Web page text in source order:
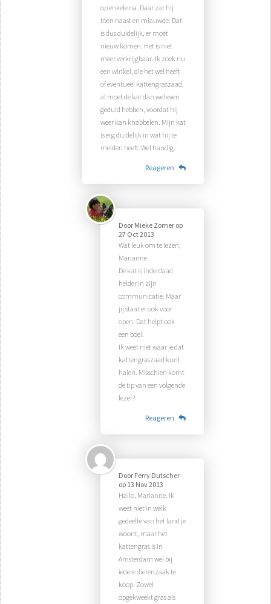
op enkele na. Daar zat hij
toen naast en miauwde. Dat
is dus duidelijk, er moet
nieuw komen. Het is niet
meer verkrijgbaar. Ik zoek nu
een winkel, die het wel heeft
of eventueel kattengraszaad,
al moet de kat dan wel even
geduld hebben, voordat hij
weer kan knabbelen. Mijn kat
is erg duidelijk in wat hij te
melden heeft. Wel handig.
Reageren
Door Mieke Zomer op
27 Oct 2013
Wat leuk om te lezen,
Marianne.
De kat is inderdaad
helder in zijn
communicatie. Maar
jij staat er ook voor
open. Dat helpt ook
een boel.
Ik weet niet waar je dat
kattengraszaad kunt
halen. Misschien komt
de tip van een volgende
lezer?
Reageren
Door Ferry Dutscher
op 13 Nov 2013
Hallo, Marianne. Ik
weet niet in welk
gedeelte van het land je
woont, maar het
kattengras is in
Amsterdam wel bij
iedere dierenzaak te
koop. Zowel
opgekweekt gras als